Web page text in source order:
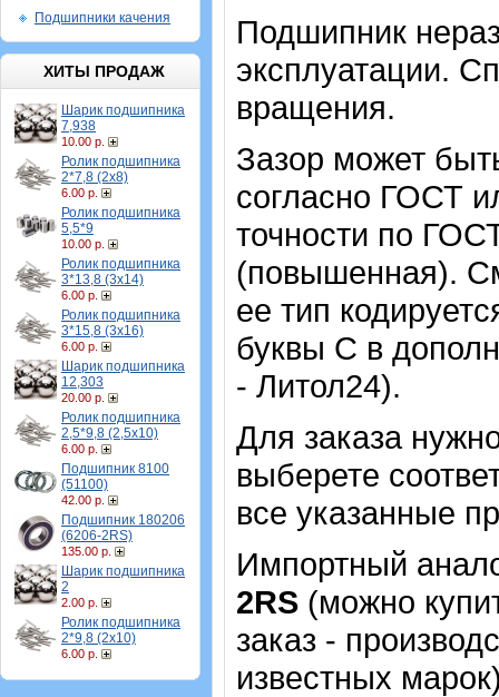
Подшипники качения
ХИТЫ ПРОДАЖ
Шарик подшипника
7,938
10.00 р.
Ролик подшипника
2*7,8 (2х8)
6.00 р.
Ролик подшипника
5,5*9
10.00 р.
Ролик подшипника
3*13,8 (3х14)
6.00 р.
Ролик подшипника
3*15,8 (3х16)
6.00 р.
Шарик подшипника
12,303
20.00 р.
Ролик подшипника
2,5*9,8 (2,5х10)
6.00 р.
Подшипник 8100
(51100)
42.00 р.
Подшипник 180206
(6206-2RS)
135.00 р.
Шарик подшипника
2
2.00 р.
Ролик подшипника
2*9,8 (2х10)
6.00 р.
Подшипник
эксплуатации.
вращения.
Зазор может
согласно ГОСТ
точности по
(повышенная).
ее тип
буквы С в
- Литол24).
Для заказа
выберете
все указанные
Импортный
2RS (можно
заказ -
известных